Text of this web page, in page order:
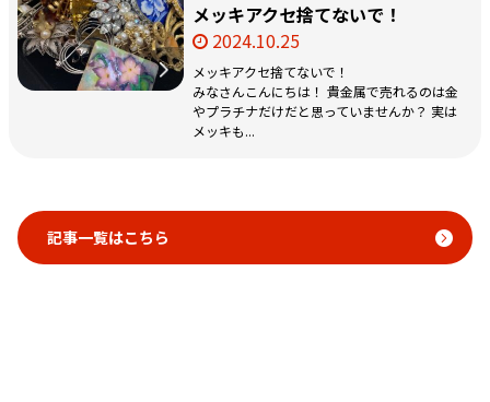
メッキアクセ捨てないで！
2024.10.25
メッキアクセ捨てないで！
みなさんこんにちは！ 貴金属で売れるのは金
やプラチナだけだと思っていませんか？ 実は
メッキも...
記事一覧はこちら